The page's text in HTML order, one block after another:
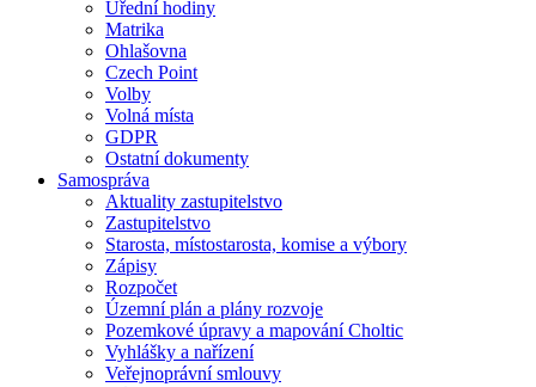
Úřední hodiny
Matrika
Ohlašovna
Czech Point
Volby
Volná místa
GDPR
Ostatní dokumenty
Samospráva
Aktuality zastupitelstvo
Zastupitelstvo
Starosta, místostarosta, komise a výbory
Zápisy
Rozpočet
Územní plán a plány rozvoje
Pozemkové úpravy a mapování Choltic
Vyhlášky a nařízení
Veřejnoprávní smlouvy